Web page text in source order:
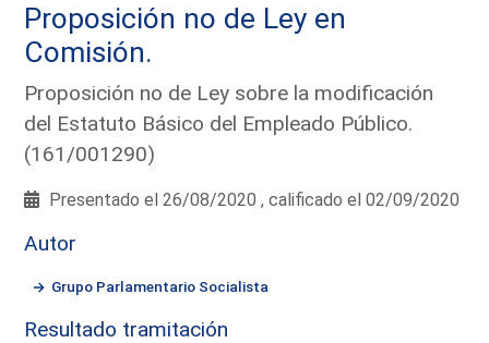
Proposición no de Ley en
Comisión.
Proposición no de Ley sobre la modificación
del Estatuto Básico del Empleado Público.
(161/001290)
Presentado el 26/08/2020 , calificado el 02/09/2020
Autor
Grupo Parlamentario Socialista
Resultado tramitación